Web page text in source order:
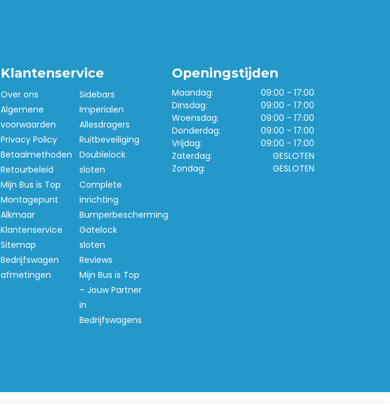
Klantenservice
Over ons
Algemene
voorwaarden
Privacy Policy
Betaalmethoden
Retourbeleid
Mijn Bus is Top
Montagepunt
Alkmaar
Klantenservice
Sitemap
Bedrijfswagen
afmetingen
Sidebars
Imperialen
Allesdragers
Ruitbeveiliging
Doublelock
sloten
Complete
inrichting
Bumperbescherming
Gatelock
sloten
Reviews
Mijn Bus is Top
– Jouw Partner
in
Bedrijfswagens
Openingstijden
Maandag:
09:00 - 17:00
Dinsdag:
09:00 - 17:00
Woensdag:
09:00 - 17:00
Donderdag:
09:00 - 17:00
Vrijdag:
09:00 - 17:00
Zaterdag:
GESLOTEN
Zondag:
GESLOTEN